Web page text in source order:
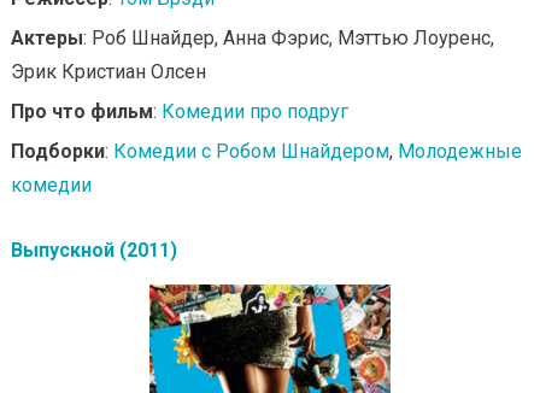
Актеры: Роб Шнайдер, Анна Фэрис, Мэттью Лоуренс,
Эрик Кристиан Олсен
Про что фильм: Комедии про подруг
Подборки: Комедии с Робом Шнайдером, Молодежные
комедии
Выпускной (2011)